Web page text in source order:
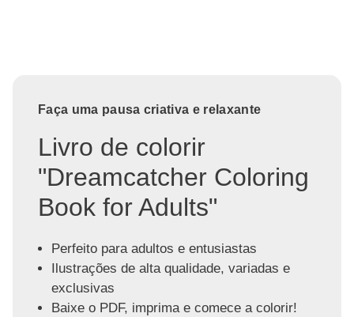
Faça uma pausa criativa e relaxante
Livro de colorir
"Dreamcatcher Coloring
Book for Adults"
Perfeito para adultos e entusiastas
Ilustrações de alta qualidade, variadas e
exclusivas
Baixe o PDF, imprima e comece a colorir!